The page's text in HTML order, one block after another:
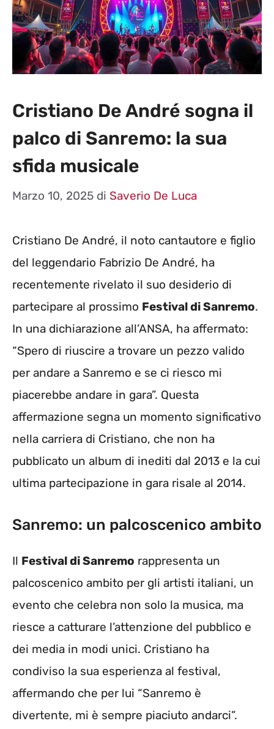
Cristiano De André sogna il
palco di Sanremo: la sua
sfida musicale
Marzo 10, 2025 di Saverio De Luca
Cristiano De André, il noto cantautore e figlio
del leggendario Fabrizio De André, ha
recentemente rivelato il suo desiderio di
partecipare al prossimo Festival di Sanremo.
In una dichiarazione all’ANSA, ha affermato:
“Spero di riuscire a trovare un pezzo valido
per andare a Sanremo e se ci riesco mi
piacerebbe andare in gara”. Questa
affermazione segna un momento significativo
nella carriera di Cristiano, che non ha
pubblicato un album di inediti dal 2013 e la cui
ultima partecipazione in gara risale al 2014.
Sanremo: un palcoscenico ambito
Il Festival di Sanremo rappresenta un
palcoscenico ambito per gli artisti italiani, un
evento che celebra non solo la musica, ma
riesce a catturare l’attenzione del pubblico e
dei media in modi unici. Cristiano ha
condiviso la sua esperienza al festival,
affermando che per lui “Sanremo è
divertente, mi è sempre piaciuto andarci”.